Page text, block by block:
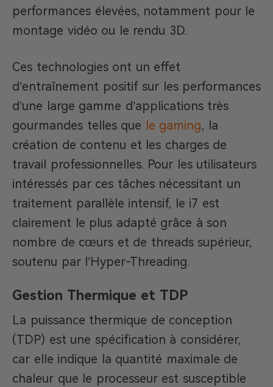
performances élevées, notamment pour le
montage vidéo ou le rendu 3D.
Ces technologies ont un effet
d’entraînement positif sur les performances
d’une large gamme d’applications très
gourmandes telles que le gaming, la
création de contenu et les charges de
travail professionnelles. Pour les utilisateurs
intéressés par ces tâches nécessitant un
traitement parallèle intensif, le i7 est
clairement le plus adapté grâce à son
nombre de cœurs et de threads supérieur,
soutenu par l’Hyper-Threading.
Gestion Thermique et TDP
La puissance thermique de conception
(TDP) est une spécification à considérer,
car elle indique la quantité maximale de
chaleur que le processeur est susceptible